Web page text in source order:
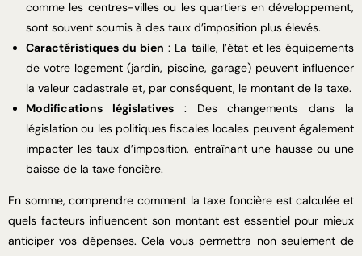
comme les centres-villes ou les quartiers en développement,
sont souvent soumis à des taux d’imposition plus élevés.
Caractéristiques du bien : La taille, l’état et les équipements
de votre logement (jardin, piscine, garage) peuvent influencer
la valeur cadastrale et, par conséquent, le montant de la taxe.
Modifications législatives: Des changements dans la
législation ou les politiques fiscales locales peuvent également
impacter les taux d’imposition, entraînant une hausse ou une
baisse de la taxe foncière.
En somme, comprendre comment la taxe foncière est calculée et
quels facteurs influencent son montant est essentiel pour mieux
anticiper vos dépenses. Cela vous permettra non seulement de